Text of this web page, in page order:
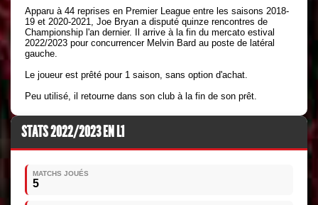
Apparu à 44 reprises en Premier League entre les saisons 2018-
19 et 2020-2021, Joe Bryan a disputé quinze rencontres de
Championship l'an dernier. Il arrive à la fin du mercato estival
2022/2023 pour concurrencer Melvin Bard au poste de latéral
gauche.
Le joueur est prêté pour 1 saison, sans option d'achat.
Peu utilisé, il retourne dans son club à la fin de son prêt.
STATS 2022/2023 EN L1
MATCHS JOUÉS
5